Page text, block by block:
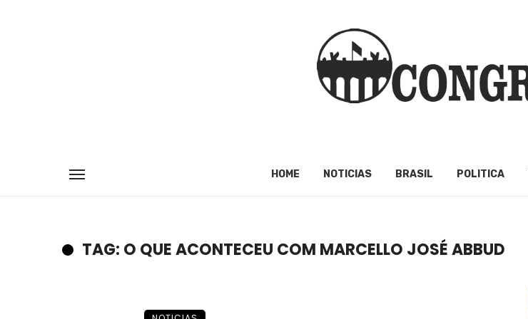
HOME NOTICIAS BRASIL POLITICA
TAG: O QUE ACONTECEU COM MARCELLO JOSÉ ABBUD